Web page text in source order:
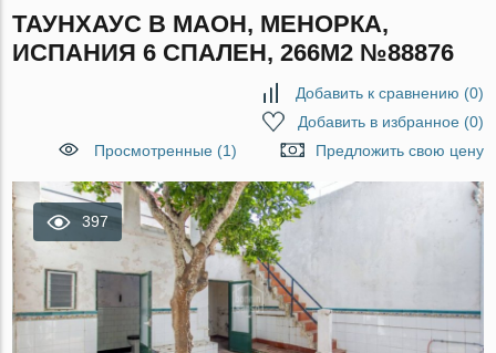
ТАУНХАУС В МАОН, МЕНОРКА,
ИСПАНИЯ 6 СПАЛЕН, 266М2 №88876
Добавить к сравнению (0)
Добавить в избранное(0)
Просмотренные (1)
Предложить свою цену
397